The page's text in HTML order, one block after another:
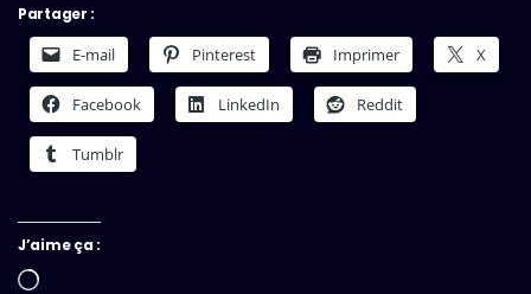
Partager :
E-mail Pinterest Imprimer X
Facebook LinkedIn Reddit
Tumblr
J’aime ça :
Chargement…